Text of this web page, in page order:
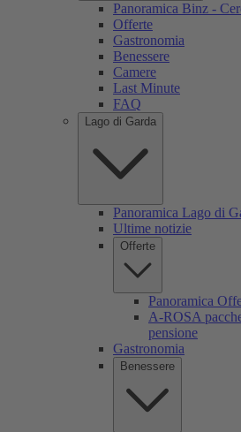
Panoramica Binz -
Offerte
Gastronomia
Benessere
Camere
Last Minute
FAQ
Lago di Garda
Panoramica Lago di
Ultime notizie
Offerte
Panoramica
A-ROSA
pensione
Gastronomia
Benessere